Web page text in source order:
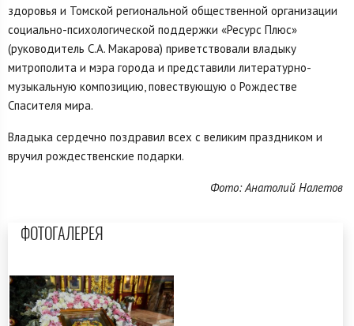
здоровья и Томской региональной общественной организации
социально-психологической поддержки «Ресурс Плюс»
(руководитель С.А. Макарова) приветствовали владыку
митрополита и мэра города и представили литературно-
музыкальную композицию, повествующую о Рождестве
Спасителя мира.
Владыка сердечно поздравил всех с великим праздником и
вручил рождественские подарки.
Фото: Анатолий Налетов
ФОТОГАЛЕРЕЯ